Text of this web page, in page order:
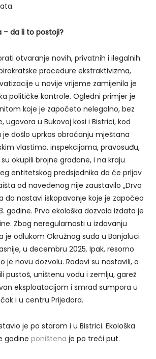
– da li to postoji?
otvaranje novih, privatnih i ilegalnih.
procedure ekstraktivizma,
u novije vrijeme zamijenila je
političke kontrole. Ogledni primjer je
koje je započeto nelegalno, bez
ugovora u Bukovoj kosi i Bistrici, kod
je došlo uprkos obraćanju mještana
vlastima, inspekcijama, pravosuđu,
okupili brojne građane, i na kraju
entitetskog predsjednika da će prljav
od navedenog nije zaustavilo „Drvo
da nastavi iskopavanje koje je započeo
godine. Prva ekološka dozvola izdata je
Zbog neregularnosti u izdavanju
je odlukom Okružnog suda u Banjaluci
u decembru 2025. Ipak, resorno
je novu dozvolu. Radovi su nastavili, a
pustoš, uništenu vodu i zemlju, garež
eksploatacijom i smrad sumpora u
i u centru Prijedora.
je po starom i u Bistrici. Ekološka
godine poništena je po treći put.